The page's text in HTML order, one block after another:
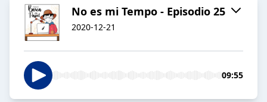
No es mi Tempo - Episodio 25
2020-12-21
09:55